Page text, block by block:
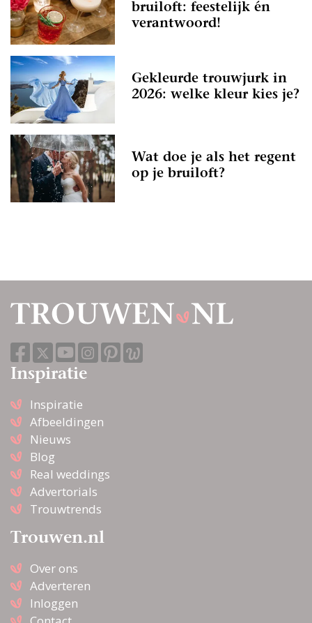
bruiloft: feestelijk én
verantwoord!
Gekleurde trouwjurk in
2026: welke kleur kies je?
Wat doe je als het regent
op je bruiloft?
Inspiratie
Inspiratie
Afbeeldingen
Nieuws
Blog
Real weddings
Advertorials
Trouwtrends
Trouwen.nl
Over ons
Adverteren
Inloggen